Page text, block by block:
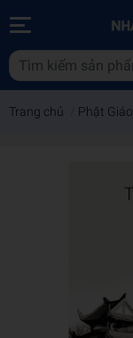
Trang chủ Phật Giáo